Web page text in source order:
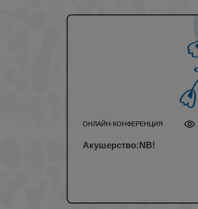
ОНЛАЙН-КОНФЕРЕНЦИЯ
Акушерство:NB!